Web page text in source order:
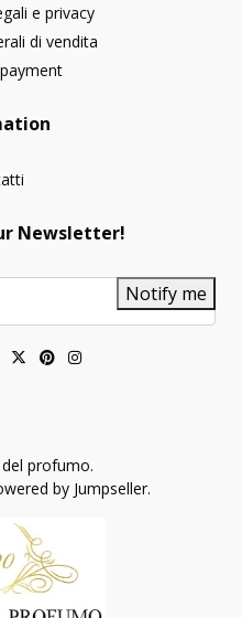
e privacy
di vendita
Newsletter!
Notify me
profumo.
by Jumpseller.